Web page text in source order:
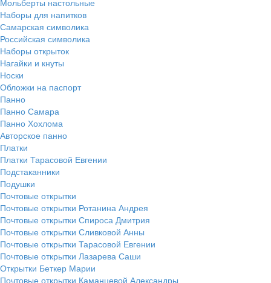
Наборы для напитков
Самарская символика
Российская символика
Наборы открыток
Нагайки и кнуты
Носки
Обложки на паспорт
Панно
Панно Самара
Панно Хохлома
Авторское панно
Платки
Платки Тарасовой Евгении
Подстаканники
Подушки
Почтовые открытки
Почтовые открытки Ротанина Андрея
Почтовые открытки Спироса Дмитрия
Почтовые открытки Сливковой Анны
Почтовые открытки Тарасовой Евгении
Почтовые открытки Лазарева Саши
Открытки Беткер Марии
Почтовые открытки Каманцевой Александры